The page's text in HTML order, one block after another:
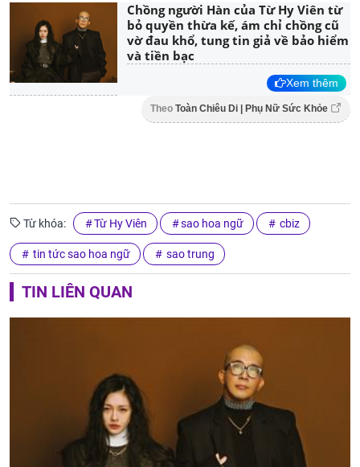
Chồng người Hàn của Từ Hy Viên từ
bỏ quyền thừa kế, ám chỉ chồng cũ
vờ đau khổ, tung tin giả về bảo hiểm
và tiền bạc
Xem thêm
Theo Toàn Chiêu Di | Phụ Nữ Sức Khỏe
Từ khóa: Từ Hy Viên sao hoa ngữ cbiz
tin tức sao hoa ngữ sao trung
TIN LIÊN QUAN